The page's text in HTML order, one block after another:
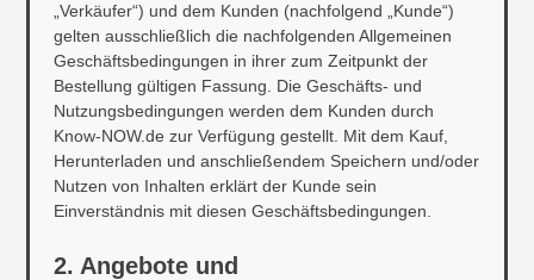
„Verkäufer“) und dem Kunden (nachfolgend „Kunde“)
gelten ausschließlich die nachfolgenden Allgemeinen
Geschäftsbedingungen in ihrer zum Zeitpunkt der
Bestellung gültigen Fassung. Die Geschäfts- und
Nutzungsbedingungen werden dem Kunden durch
Know-NOW.de zur Verfügung gestellt. Mit dem Kauf,
Herunterladen und anschließendem Speichern und/oder
Nutzen von Inhalten erklärt der Kunde sein
Einverständnis mit diesen Geschäftsbedingungen.
2. Angebote und